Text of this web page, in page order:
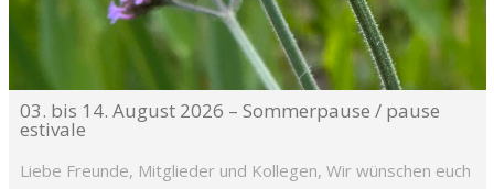
03. bis 14. August 2026 – Sommerpause / pause
estivale
Liebe Freunde, Mitglieder und Kollegen, Wir wünschen euch